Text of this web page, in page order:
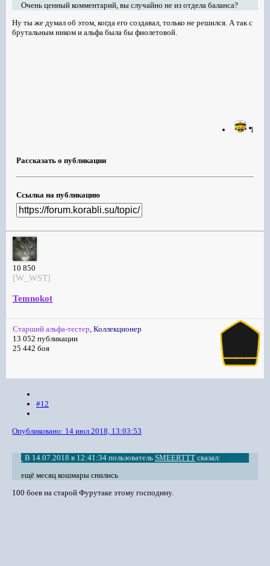
Очень ценный комментарий, вы случайно не из отдела баланса?
Ну ты же думал об этом, когда его создавал, только не решился. А так с
брутальным ником и альфа была бы фиолетовой.
1
Рассказать о публикации
Ссылка на публикацию
10 850
[W_WST]
Temnokot
Старший альфа-тестер Коллекционер
13 052 публикации
25 442 боя
#12
Опубликовано: 14 июл 2018, 13:03:53
В 14.07.2018 в 12:41:34 пользователь SMEERTTT сказал:
ещё месяц кошмары снились
100 боев на старой Фурутаке этому господину.